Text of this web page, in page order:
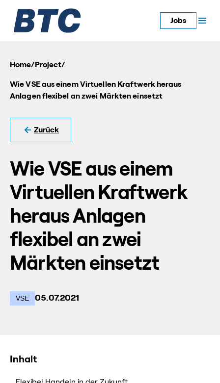
Jobs
Home/ Project/
Wie VSE aus einem Virtuellen Kraftwerk heraus
Anlagen flexibel an zwei Märkten einsetzt
Zurück
Wie VSE aus einem
Virtuellen Kraftwerk
heraus Anlagen
flexibel an zwei
Märkten einsetzt
VSE 05.07.2021
Inhalt